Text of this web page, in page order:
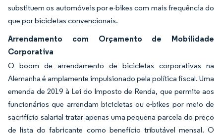
substituem os automóveis por e-bikes com mais frequência do
que por bicicletas convencionais.
Arrendamento com Orçamento de Mobilidade
Corporativa
O boom de arrendamento de bicicletas corporativas na
Alemanha é amplamente impulsionado pela política fiscal. Uma
emenda de 2019 à Lei do Imposto de Renda, que permite aos
funcionários que arrendam bicicletas ou e-bikes por meio de
sacrifício salarial tratar apenas uma pequena parcela do preço
de lista do fabricante como benefício tributável mensal. O